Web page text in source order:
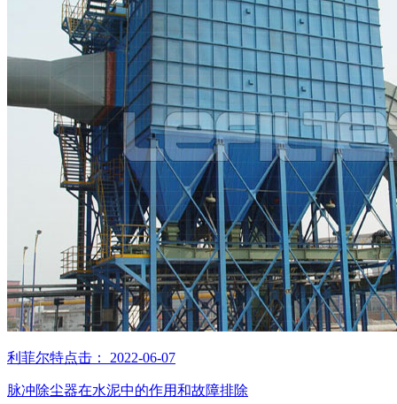
利菲尔特点击： 2022-06-07
脉冲除尘器在水泥中的作用和故障排除